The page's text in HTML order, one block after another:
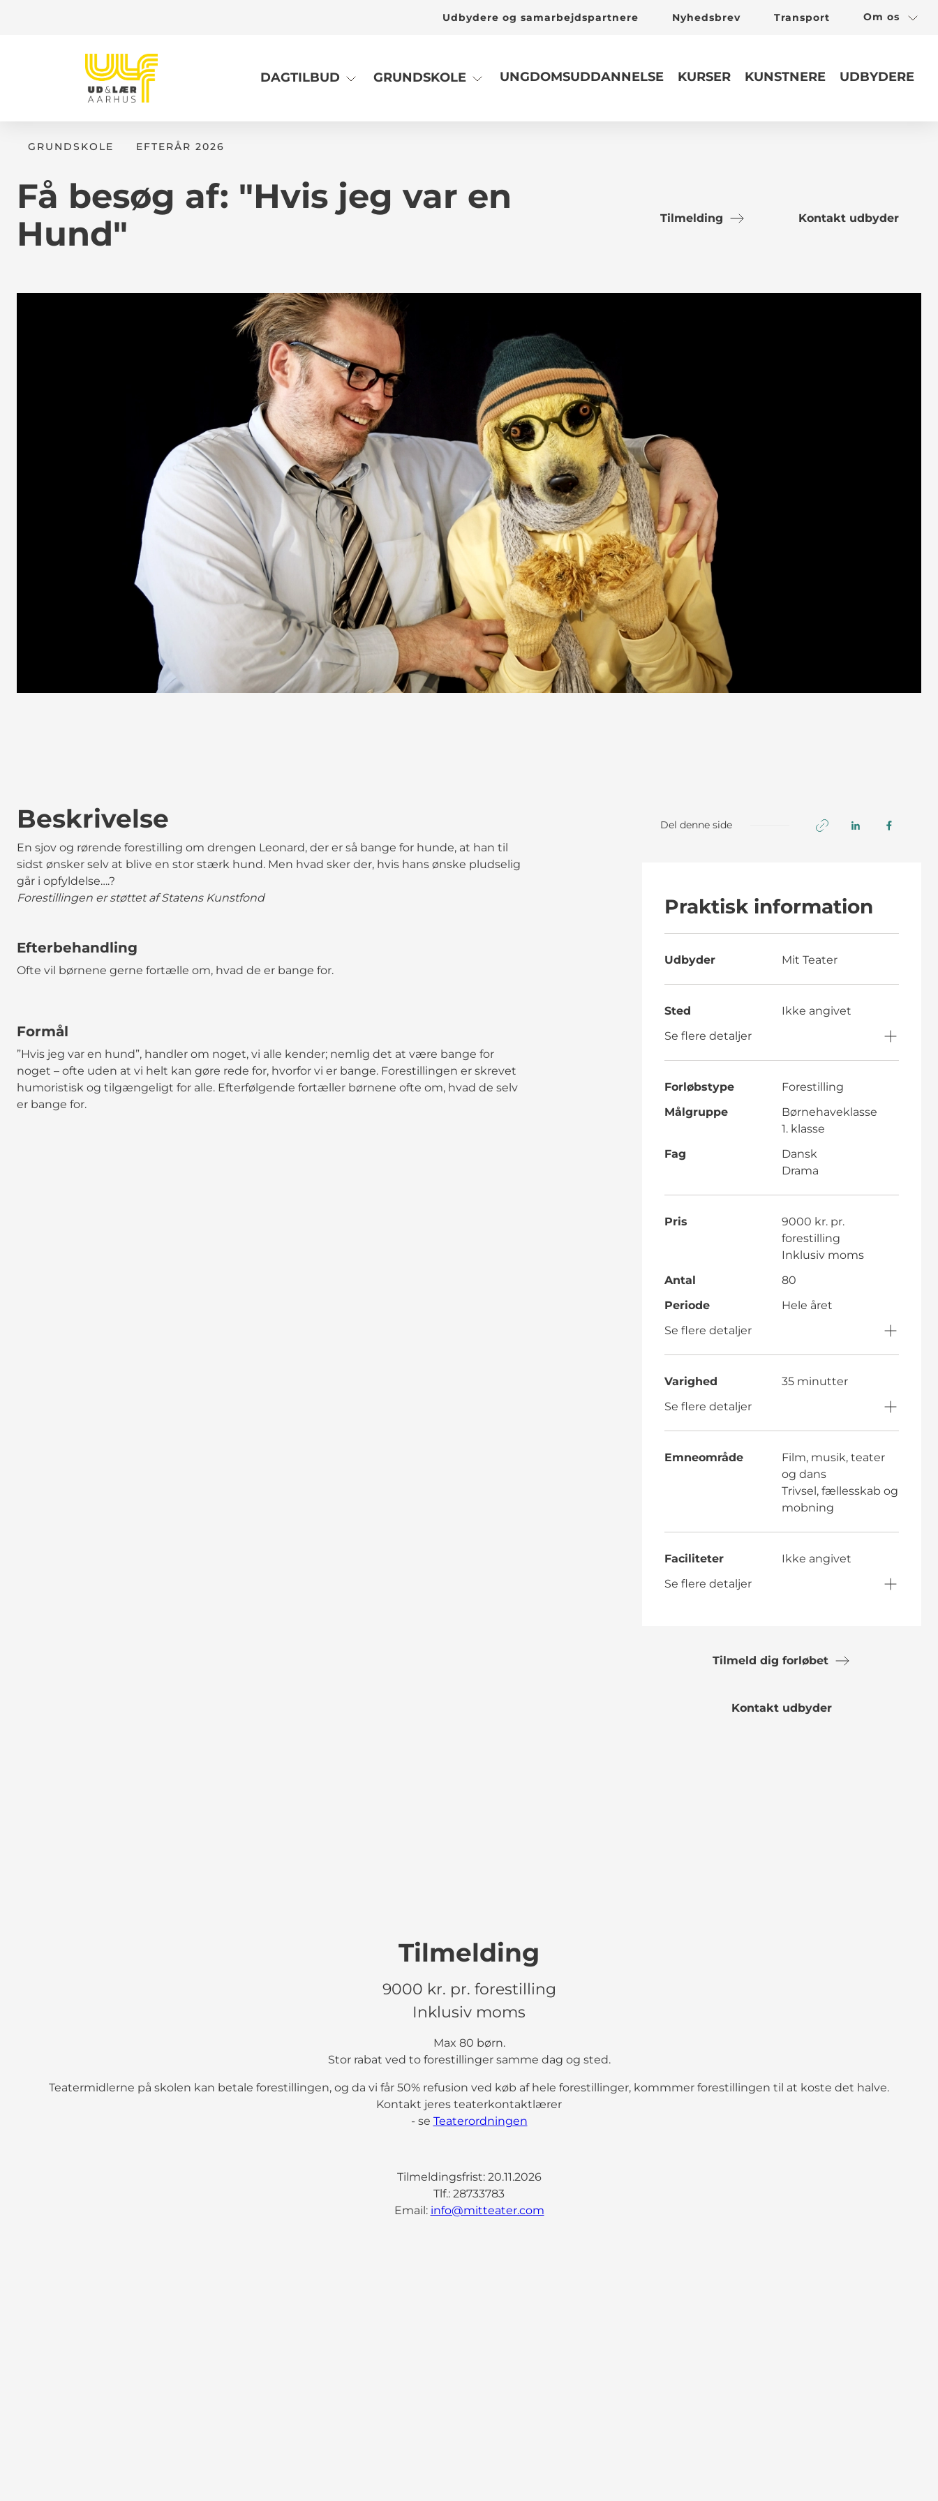
Udbydere og samarbejdspartnere Nyhedsbrev Transport Om os
DAGTILBUD GRUNDSKOLE UNGDOMSUDDANNELSE KURSER KUNSTNERE UDBYDERE
GRUNDSKOLE EFTERÅR 2026
Få besøg af: "Hvis jeg var en
Hund"
Tilmelding Kontakt udbyder
Beskrivelse
En sjov og rørende forestilling om drengen Leonard, der er så bange for hunde, at han til
sidst ønsker selv at blive en stor stærk hund. Men hvad sker der, hvis hans ønske pludselig
går i opfyldelse….?
Forestillingen er støttet af Statens Kunstfond
Efterbehandling
Ofte vil børnene gerne fortælle om, hvad de er bange for.
Formål
”Hvis jeg var en hund”, handler om noget, vi alle kender; nemlig det at være bange for
noget – ofte uden at vi helt kan gøre rede for, hvorfor vi er bange. Forestillingen er skrevet
humoristisk og tilgængeligt for alle. Efterfølgende fortæller børnene ofte om, hvad de selv
er bange for.
Del denne side
Praktisk information
Udbyder Mit Teater
Sted
Ikke angivet
Se flere detaljer
Forløbstype
Forestilling
Målgruppe
Børnehaveklasse
1. klasse
Fag
Dansk
Drama
Pris
9000 kr. pr.
forestilling
Inklusiv moms
Antal
80
Periode
Hele året
Se flere detaljer
Varighed
35 minutter
Se flere detaljer
Emneområde
Film, musik, teater
og dans
Trivsel, fællesskab og
mobning
Faciliteter
Ikke angivet
Se flere detaljer
Tilmeld dig forløbet
Kontakt udbyder
Tilmelding
9000 kr. pr. forestilling
Inklusiv moms
Max 80 børn.
Stor rabat ved to forestillinger samme dag og sted.
Teatermidlerne på skolen kan betale forestillingen, og da vi får 50% refusion ved køb af hele forestillinger, kommmer forestillingen til at koste det halve.
Kontakt jeres teaterkontaktlærer
- se Teaterordningen
Tilmeldingsfrist: 20.11.2026
Tlf.: 28733783
Email: info@mitteater.com